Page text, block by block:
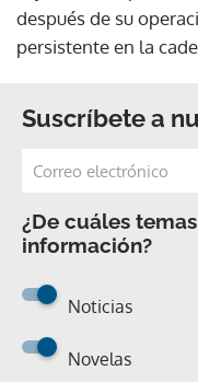
después de su
persistente en la
Suscríbete a
¿De cuáles
información?
Noticias
Novelas